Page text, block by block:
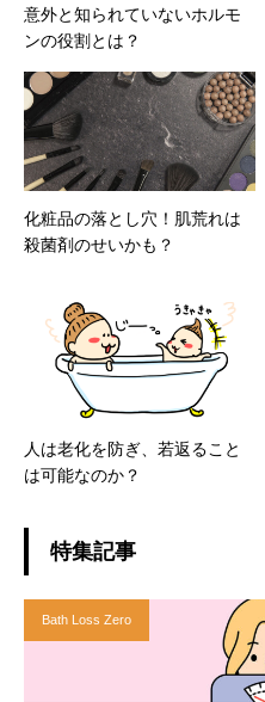
意外と知られていないホルモ
ンの役割とは？
化粧品の落とし穴！肌荒れは
殺菌剤のせいかも？
人は老化を防ぎ、若返ること
は可能なのか？
特集記事
Bath Loss Zero